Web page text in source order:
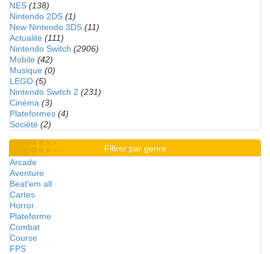
NES (138)
Nintendo 2DS (1)
New Nintendo 3DS (11)
Actualité (111)
Nintendo Switch (2906)
Mobile (42)
Musique (0)
LEGO (5)
Nintendo Switch 2 (231)
Cinéma (3)
Plateformes (4)
Société (2)
Filtrer par genre
Arcade
Aventure
Beat'em all
Cartes
Horror
Plateforme
Combat
Course
FPS